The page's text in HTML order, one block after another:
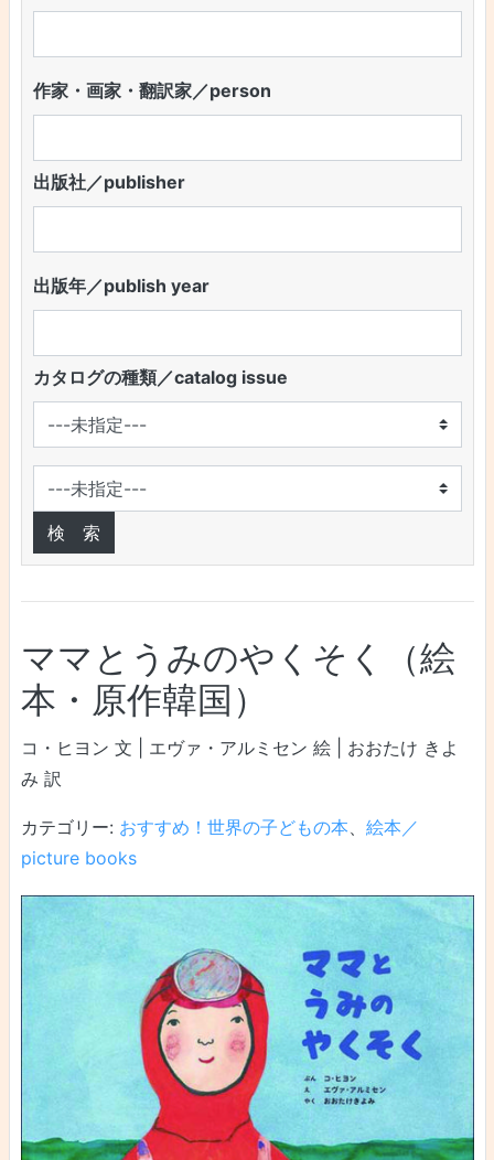
作家・画家・翻訳家／person
出版社／publisher
出版年／publish year
カタログの種類／catalog issue
ママとうみのやくそく（絵
本・原作韓国）
コ・ヒヨン 文 | エヴァ・アルミセン 絵 | おおたけ きよ
み 訳
カテゴリー: おすすめ！世界の子どもの本、 絵本／
picture books